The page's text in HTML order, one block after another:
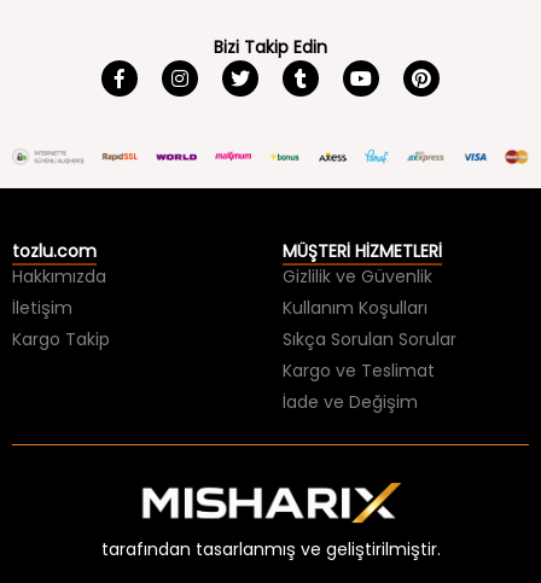
Bizi Takip Edin
tozlu.com
Hakkımızda
İletişim
Kargo Takip
MÜŞTERİ HİZMETLERİ
Gizlilik ve Güvenlik
Kullanım Koşulları
Sıkça Sorulan Sorular
Kargo ve Teslimat
İade ve Değişim
tarafından tasarlanmış ve geliştirilmiştir.